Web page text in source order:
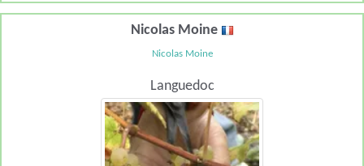
Nicolas Moine
Nicolas Moine
Languedoc